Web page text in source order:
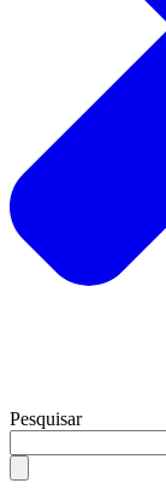
Pesquisar